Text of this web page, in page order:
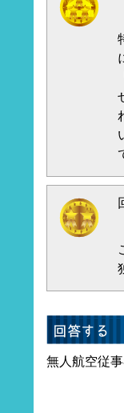
無人航空従